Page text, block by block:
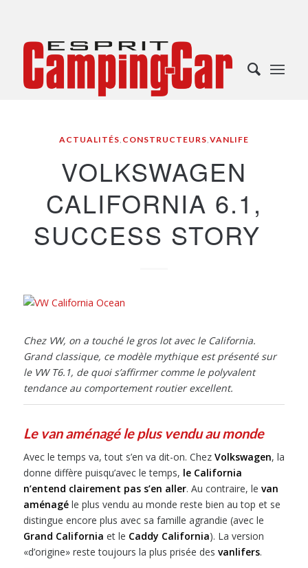
ACTUALITÉS, CONSTRUCTEURS,VANLIFE
VOLKSWAGEN
CALIFORNIA 6.1,
SUCCESS STORY
Chez VW, on a touché le gros lot avec le California.
Grand classique, ce modèle mythique est présenté sur
le VW T6.1, de quoi s’affirmer comme le polyvalent
tendance au comportement routier excellent.
Le van aménagé le plus vendu au monde
Avec le temps va, tout s’en va dit-on. Chez Volkswagen, la
donne diffère puisqu’avec le temps, le California
n’entend clairement pas s’en aller. Au contraire, le van
aménagéle plus vendu au monde reste bien au top et se
distingue encore plus avec sa famille agrandie (avec le
Grand California et le Caddy California). La version
«d’origine» reste toujours la plus prisée des vanlifers.